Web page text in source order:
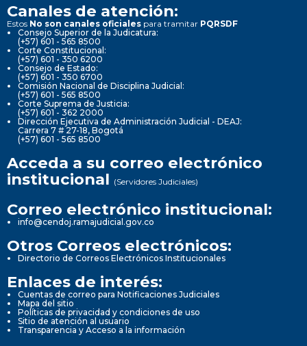
Canales de atención:
Estos No son canales oficiales para tramitar PQRSDF
Consejo Superior de la Judicatura:
(+57) 601 - 565 8500
Corte Constitucional:
(+57) 601 - 350 6200
Consejo de Estado:
(+57) 601 - 350 6700
Comisión Nacional de Disciplina Judicial:
(+57) 601 - 565 8500
Corte Suprema de Justicia:
(+57) 601 - 362 2000
Dirección Ejecutiva de Administración Judicial - DEAJ:
Carrera 7 # 27-18, Bogotá
(+57) 601 - 565 8500
Acceda a su correo electrónico
institucional (Servidores Judiciales)
Correo electrónico institucional:
info@cendoj.ramajudicial.gov.co
Otros Correos electrónicos:
Directorio de Correos Electrónicos Institucionales
Enlaces de interés:
Cuentas de correo para Notificaciones Judiciales
Mapa del sitio
Políticas de privacidad y condiciones de uso
Sitio de atención al usuario
Transparencia y Acceso a la información